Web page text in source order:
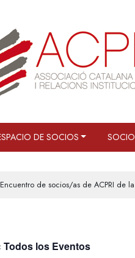
DE SOCIOS
Encuentro de socios/as de ACPRI de
Todos los Eventos